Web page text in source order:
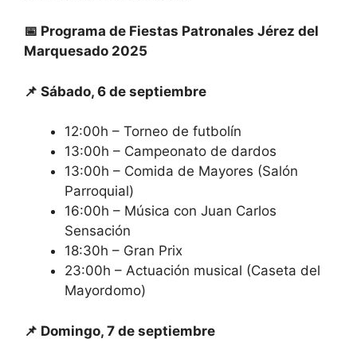
📅 Programa de Fiestas Patronales Jérez del
Marquesado 2025
📌 Sábado, 6 de septiembre
12:00h – Torneo de futbolín
13:00h – Campeonato de dardos
13:00h – Comida de Mayores (Salón
Parroquial)
16:00h – Música con Juan Carlos
Sensación
18:30h – Gran Prix
23:00h – Actuación musical (Caseta del
Mayordomo)
📌 Domingo, 7 de septiembre